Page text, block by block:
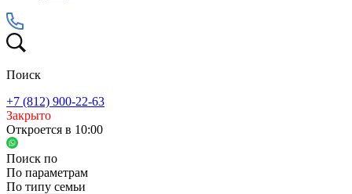
Поиск
+7 (812) 900-22-63
Закрыто
Откроется в 10:00
Поиск по
По параметрам
По типу семьи